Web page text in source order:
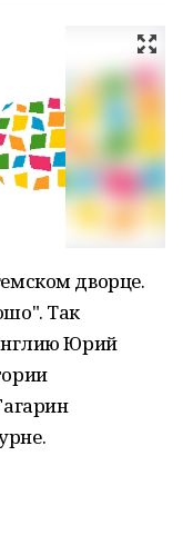
дворце.
Так
Юрий